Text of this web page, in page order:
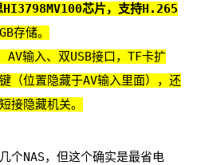
HI3798MV100芯片，支持H.265
存储。‌
AV输入、双USB接口，TF卡扩
（位置隐藏于AV输入里面），还
接隐藏机关。
个NAS，但这个确实是最省电